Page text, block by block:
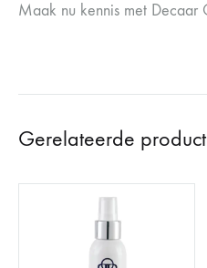
Maak nu kennis met Decaar
Gerelateerde